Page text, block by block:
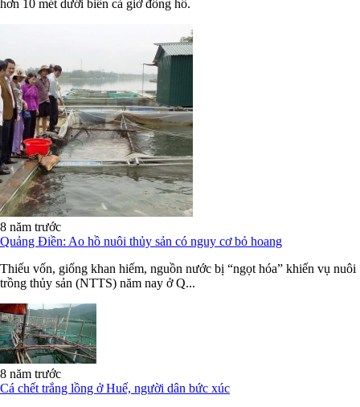
hơn 10 mét dưới biển cả giờ đồng hồ.
8 năm trước
Quảng Điền: Ao hồ nuôi thủy sản có nguy cơ bỏ hoang
Thiếu vốn, giống khan hiếm, nguồn nước bị “ngọt hóa” khiến vụ nuôi
trồng thủy sản (NTTS) năm nay ở Q...
8 năm trước
Cá chết trắng lồng ở Huế, người dân bức xúc